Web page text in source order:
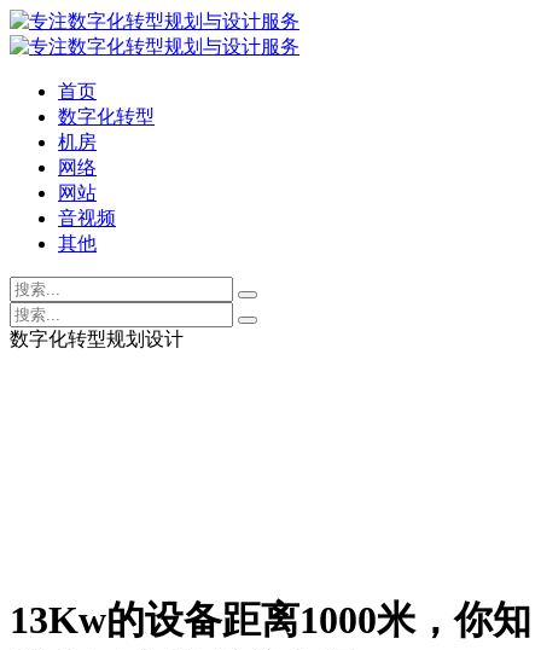
首页
数字化转型
机房
网络
网站
音视频
其他
数字化转型规划设计
13Kw的设备距离1000米，你知